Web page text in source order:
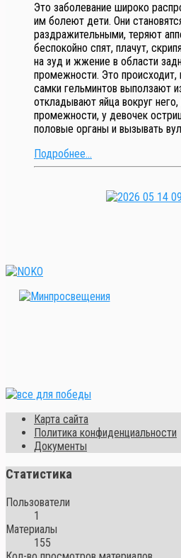
Это заболевание широко
им болеют дети. Они
раздражительными, теряют
беспокойно спят, плачут,
на зуд и жжение в области
промежности. Это
самки гельминтов выползают
откладывают яйца вокруг
промежности, у девочек
половые органы и вызывать
Подробнее...
Карта сайта
Политика конфиденциальности
Документы
Статистика
Пользователи
1
Материалы
155